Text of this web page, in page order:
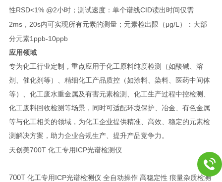
性RSD<1% @2小时；测试速度：单个谱线CID读出时间仅需
2ms， 20s内可实现所有元素的测量；元素检出限（ μg/L ）：大部
分元素1ppb-10ppb
应用领域
专为化工行业定制，重点应用于化工原料纯度检测（如酸碱、溶
剂、催化剂等）、精细化工产品质控（如涂料、染料、医药中间体
等）、化工废水重金属及有害元素检测、化工生产过程中控检测、
化工废料回收检测等场景，同时可适配环境保护、冶金、有色金属
等与化工相关的领域，为化工企业提供精准、高效、稳定的元素检
测解决方案，助力企业合规生产、提升产品竞争力。
天创美700T 化工专用ICP光谱检测仪
700T 化工专用 ICP光谱检测仪 全自动操作 高稳定性 痕量杂质检测